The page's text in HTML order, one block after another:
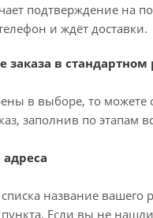
подтверждение на
и ждёт доставки.
заказа в
в выборе, то можете
заполнив по этапам
название вашего
пункта. Если вы не